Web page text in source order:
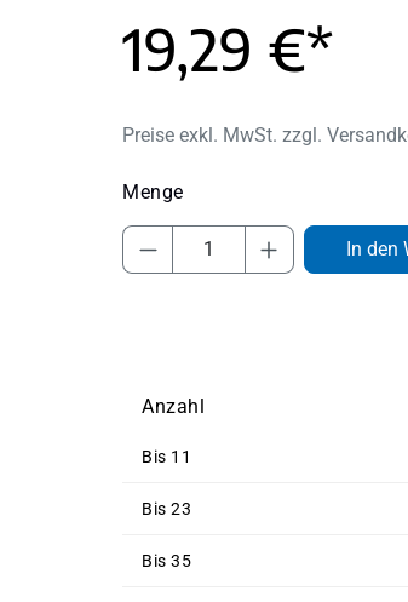
19,29 €*
Preise exkl. MwSt. zzgl.
Produkt Anzahl: Gib
In den
Anzahl
Bis 11
Bis 23
Bis 35